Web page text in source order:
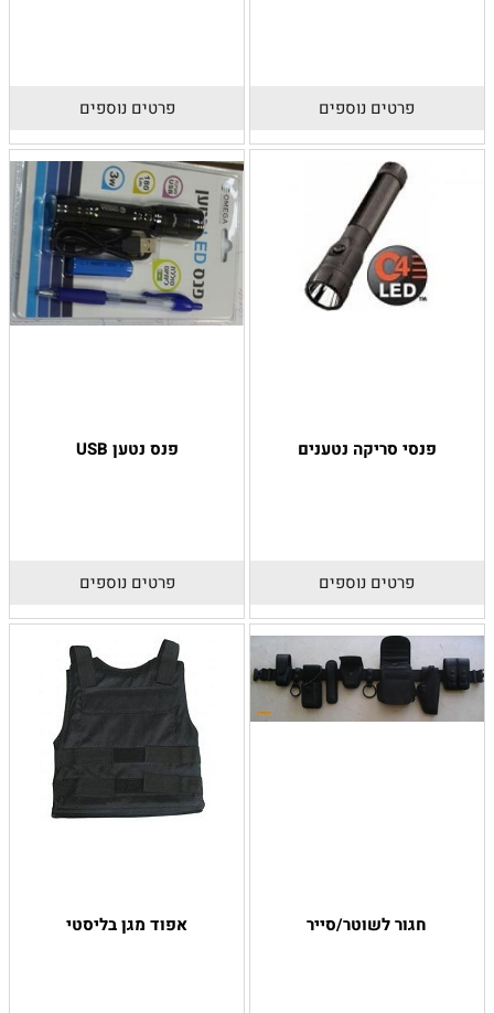
פרטים נוספים פרטים נוספים
פנסי סריקה נטענים
פרטים נוספים
פנס נטען USB
פרטים נוספים
חגור לשוטר/סייר אפוד מגן בליסטי